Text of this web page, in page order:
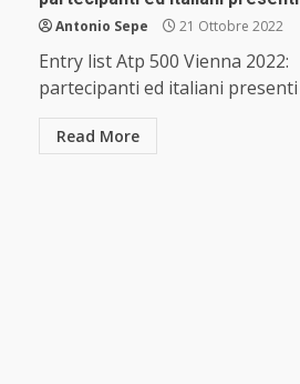
Antonio Sepe 21 Ottobre 2022
Entry list Atp 500 Vienna 2022:
partecipanti ed italiani presenti
Read More